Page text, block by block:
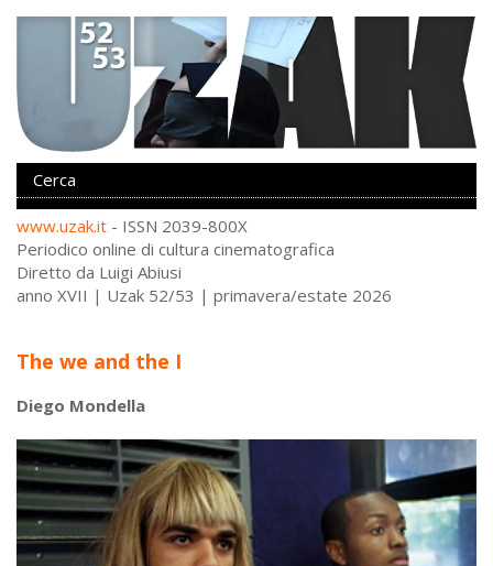
www.uzak.it - ISSN 2039-800X
Periodico online di cultura cinematografica
Diretto da Luigi Abiusi
anno XVII | Uzak 52/53 | primavera/estate 2026
The we and the I
Diego Mondella